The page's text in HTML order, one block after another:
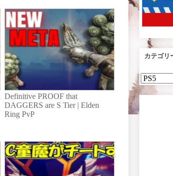
Definitive PROOF that
DAGGERS are S Tier | Elden
Ring PvP
カテゴリ